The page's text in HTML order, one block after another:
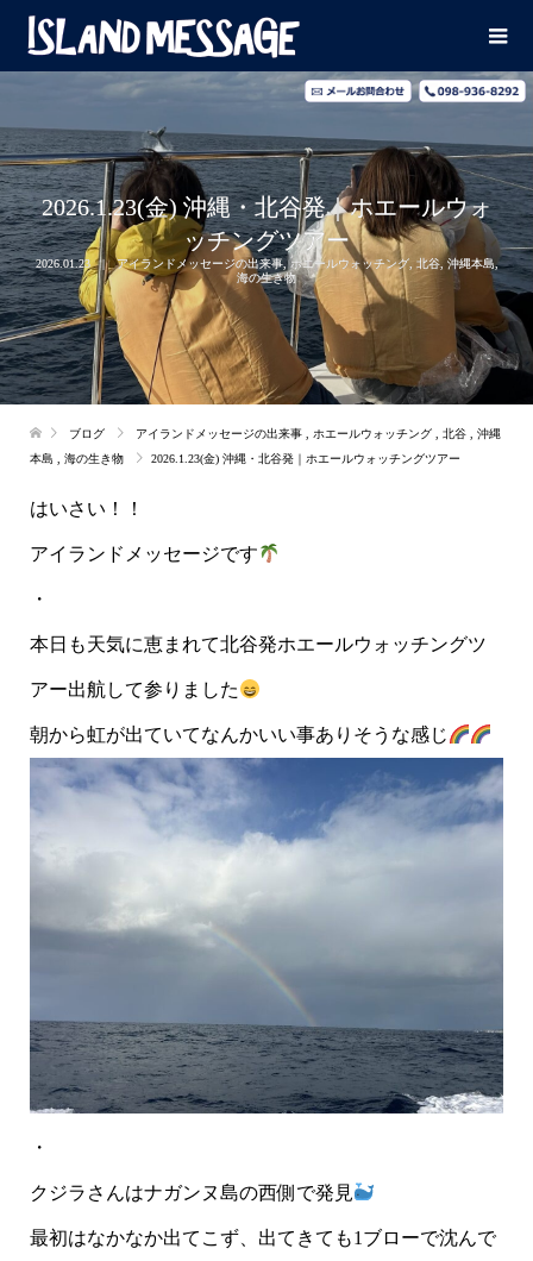
2026.1.23(金) 沖縄・北谷発｜ホエールウォ
ッチングツアー
2026.01.23 アイランドメッセージの出来事,ホエールウォッチング, 北谷, 沖縄本島,
海の生き物
ブログ アイランドメッセージの出来事 ホエールウォッチング 北谷
沖縄
本島
海の生き物 2026.1.23(金) 沖縄・北谷発｜ホエールウォッチングツアー
はいさい！！
アイランドメッセージです
・
本日も天気に恵まれて北谷発ホエールウォッチングツ
アー出航して参りました
朝から虹が出ていてなんかいい事ありそうな感じ
・
クジラさんはナガンヌ島の西側で発見
最初はなかなか出てこず、出てきても1ブローで沈んで